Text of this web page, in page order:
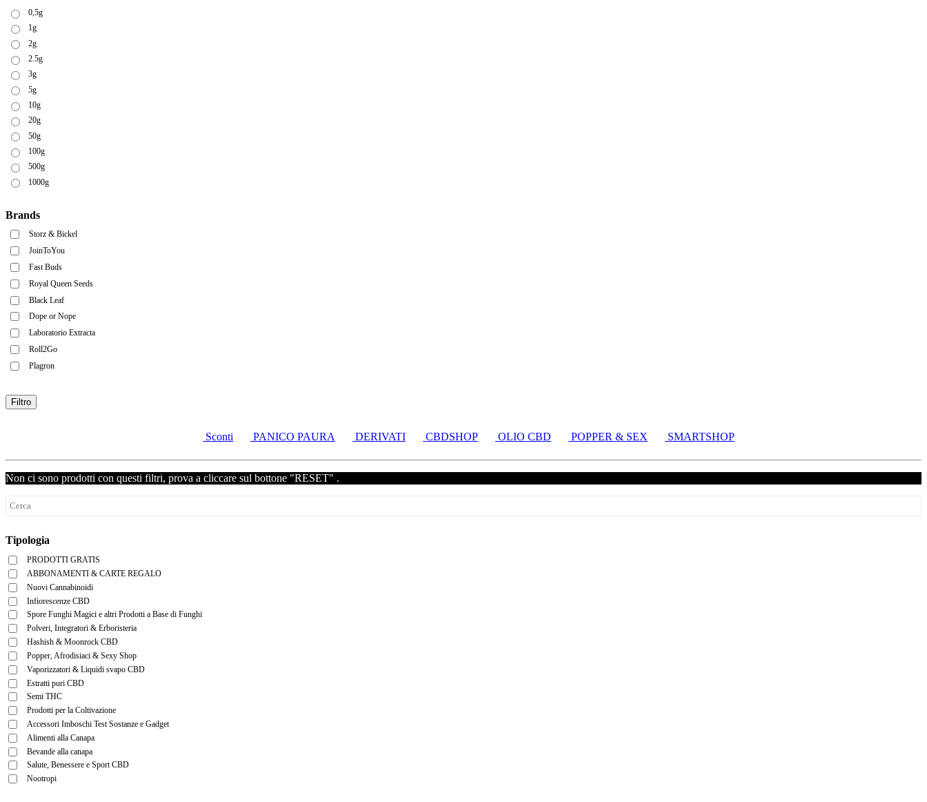
0,5g
1g
2g
2.5g
3g
5g
10g
20g
50g
100g
500g
1000g
Brands
Storz & Bickel
JoinToYou
Fast Buds
Royal Queen Seeds
Black Leaf
Dope or Nope
Laboratorio Extracta
Roll2Go
Plagron
Filtro
Sconti PANICO PAURA DERIVATI CBDSHOP OLIO CBD POPPER & SEX SMARTSHOP
Non ci sono prodotti con questi filtri, prova a cliccare sul bottone "RESET" .
Tipologia
PRODOTTI GRATIS
ABBONAMENTI & CARTE REGALO
Nuovi Cannabinoidi
Infiorescenze CBD
Spore Funghi Magici e altri Prodotti a Base di Funghi
Polveri, Integratori & Erboristeria
Hashish & Moonrock CBD
Popper, Afrodisiaci & Sexy Shop
Vaporizzatori & Liquidi svapo CBD
Estratti puri CBD
Semi THC
Prodotti per la Coltivazione
Accessori Imboschi Test Sostanze e Gadget
Alimenti alla Canapa
Bevande alla canapa
Salute, Benessere e Sport CBD
Nootropi